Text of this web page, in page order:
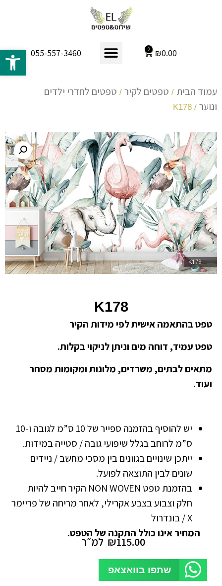
₪0.00
0
055-557-3460
עמוד הבית / טפטים לקיר / טפטים לחדרי ילדים
ונוער / K178
K178
טפט בהתאמה אישית לפי מידות הקיר
טפט עמיד, דוחה מים וניתן לניקוי בקלות.
מתאים לבתים, משרדים, מלונות ומקומות מסחר
ועוד.
יש להוסיף בהזמנה ספייר של 10 ס”מ לגובה ו-10
ס”מ לרוחב בגלל שיפועי גובה / סטייה במידות.
ייתכן שינויים בגוונים בין מסכי מחשב / ניידים
שונים לבין התוצאה לפועל.
בהזמנת טפט NON WOVEN הקיר חייב להיות
חלק וצבוע בצבע אקרילי, לאחר מריחה של פריימר
X / בונדרול
המחיר אינו כולל התקנה של הטפט.
₪115.00 למ״ר
שתפו בוואצאפ